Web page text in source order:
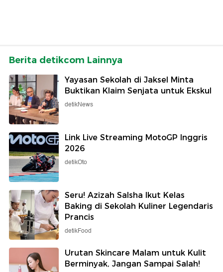
Berita detikcom Lainnya
Yayasan Sekolah di Jaksel Minta
Buktikan Klaim Senjata untuk Ekskul
detikNews
Link Live Streaming MotoGP Inggris
2026
detikOto
Seru! Azizah Salsha Ikut Kelas
Baking di Sekolah Kuliner Legendaris
Prancis
detikFood
Urutan Skincare Malam untuk Kulit
Berminyak, Jangan Sampai Salah!